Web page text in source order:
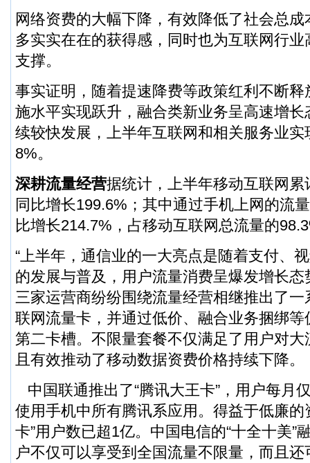
网络资费的大幅下降，有效降低了社会总
多实实在在的获得感，同时也为互联网行
支撑。
事实证明，随着提速降费等政策红利不断
施水平实现跃升，融合类新业务呈高速增
续较快发展，上半年互联网和相关服务业
8%。
深耕流量经营据统计，上半年移动互联网
同比增长199.6%；其中通过手机上网的流
比增长214.7%，占移动互联网总流量的
“上半年，通信业的一大亮点是随着支付、
的发展与普及，用户流量消费呈爆发增长态
三家运营商纷纷围绕流量经营相继推出了
联网流量卡，并通过低价、融合业务捆绑
第二卡槽。不限量套餐不仅满足了用户对
且有效推动了移动数据资费价格持续下降。
中国联通推出了“腾讯大王卡”，用户每月
使用手机中所有腾讯系应用。得益于低廉的
卡”用户数已超1亿。中国电信的“十全十美”
户不仅可以享受到全国流量不限量，而且